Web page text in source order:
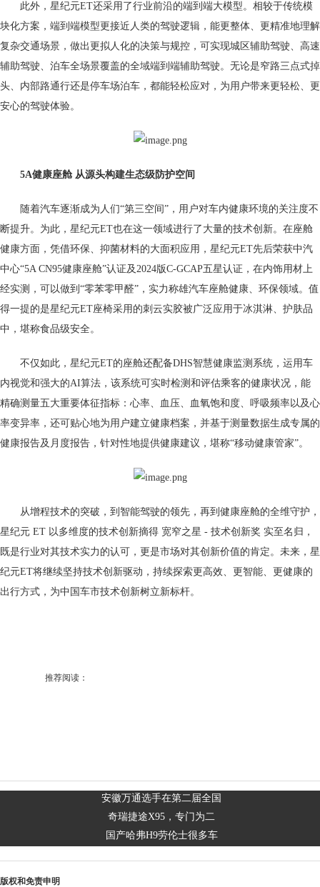
此外，星纪元ET还采用了行业前沿的端到端大模型。相较于传统模
块化方案，端到端模型更接近人类的驾驶逻辑，能更整体、更精准地理解
复杂交通场景，做出更拟人化的决策与规控，可实现城区辅助驾驶、高速
辅助驾驶、泊车全场景覆盖的全域端到端辅助驾驶。无论是窄路三点式掉
头、内部路通行还是停车场泊车，都能轻松应对，为用户带来更轻松、更
安心的驾驶体验。
5A健康座舱 从源头构建生态级防护空间
随着汽车逐渐成为人们“第三空间”，用户对车内健康环境的关注度不
断提升。为此，星纪元ET也在这一领域进行了大量的技术创新。在座舱
健康方面，凭借环保、抑菌材料的大面积应用，星纪元ET先后荣获中汽
中心“5A CN95健康座舱”认证及2024版C-GCAP五星认证，在内饰用材上
经实测，可以做到“零苯零甲醛”，实力称雄汽车座舱健康、环保领域。值
得一提的是星纪元ET座椅采用的刺云实胶被广泛应用于冰淇淋、护肤品
中，堪称食品级安全。
不仅如此，星纪元ET的座舱还配备DHS智慧健康监测系统，运用车
内视觉和强大的AI算法，该系统可实时检测和评估乘客的健康状况，能
精确测量五大重要体征指标：心率、血压、血氧饱和度、呼吸频率以及心
率变异率，还可贴心地为用户建立健康档案，并基于测量数据生成专属的
健康报告及月度报告，针对性地提供健康建议，堪称“移动健康管家”。
从增程技术的突破，到智能驾驶的领先，再到健康座舱的全维守护，
星纪元 ET 以多维度的技术创新摘得 宽窄之星 - 技术创新奖 实至名归，
既是行业对其技术实力的认可，更是市场对其创新价值的肯定。未来，星
纪元ET将继续坚持技术创新驱动，持续探索更高效、更智能、更健康的
出行方式，为中国车市技术创新树立新标杆。
推荐阅读：
安徽万通选手在第二届全国
奇瑞捷途X95，专门为二
国产哈弗H9劳伦士很多车
版权和免责申明